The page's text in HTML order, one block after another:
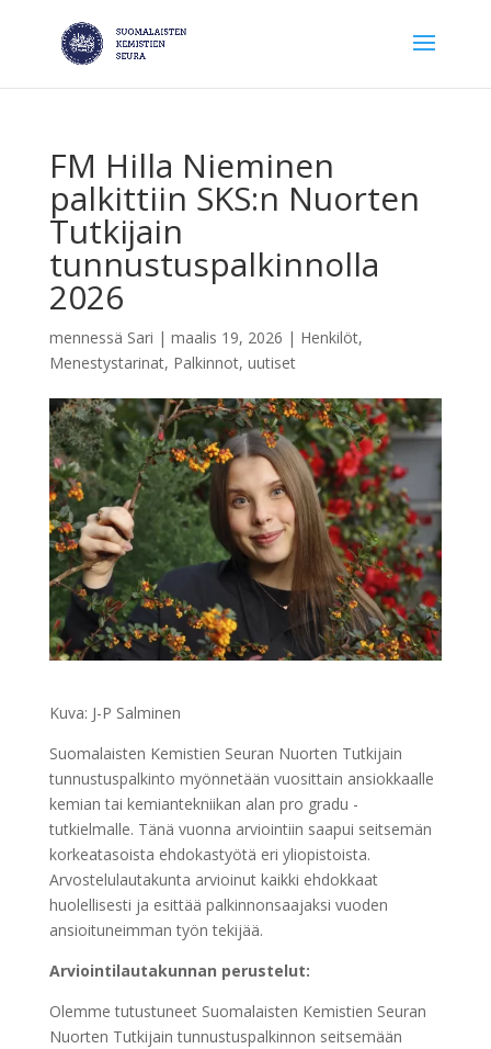
FM Hilla Nieminen
palkittiin SKS:n Nuorten
Tutkijain
tunnustuspalkinnolla
2026
mennessä Sari | maalis 19, 2026 | Henkilöt,
Menestystarinat, Palkinnot, uutiset
Kuva: J-P Salminen
Suomalaisten Kemistien Seuran Nuorten Tutkijain
tunnustuspalkinto myönnetään vuosittain ansiokkaalle
kemian tai kemiantekniikan alan pro gradu -
tutkielmalle. Tänä vuonna arviointiin saapui seitsemän
korkeatasoista ehdokastyötä eri yliopistoista.
Arvostelulautakunta arvioinut kaikki ehdokkaat
huolellisesti ja esittää palkinnonsaajaksi vuoden
ansioituneimman työn tekijää.
Arviointilautakunnan perustelut:
Olemme tutustuneet Suomalaisten Kemistien Seuran
Nuorten Tutkijain tunnustuspalkinnon seitsemään